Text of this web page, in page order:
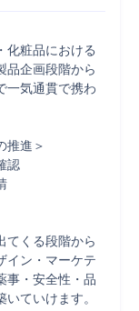
化粧品における
品企画段階から
一気通貫で携わ
推進＞
認
てくる段階から
イン・マーケテ
事・安全性・品
ていけます。